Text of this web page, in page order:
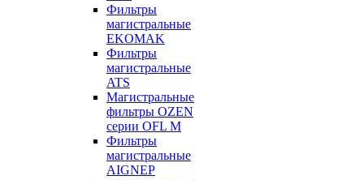
Фильтры
магистральные
EKOMAK
Фильтры
магистральные
ATS
Магистральные
фильтры OZEN
серии OFL M
Фильтры
магистральные
AIGNEP